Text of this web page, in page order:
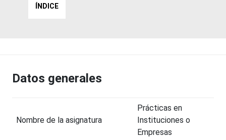
ÍNDICE
Datos generales
Nombre de la asignatura
Prácticas en
Instituciones o
Empresas